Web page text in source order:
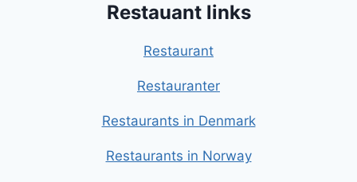
Restauant links
Restaurant
Restauranter
Restaurants in Denmark
Restaurants in Norway